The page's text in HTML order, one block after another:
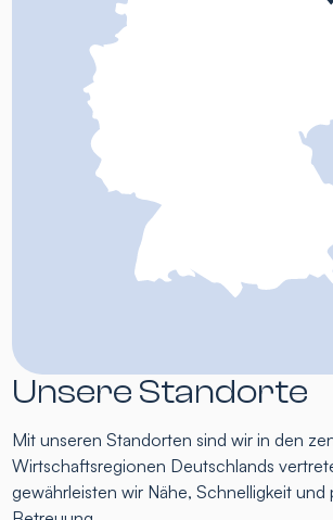
Unsere Standorte
Mit unseren Standorten sind wir in den
Wirtschaftsregionen Deutschlands
gewährleisten wir Nähe, Schnelligkeit und